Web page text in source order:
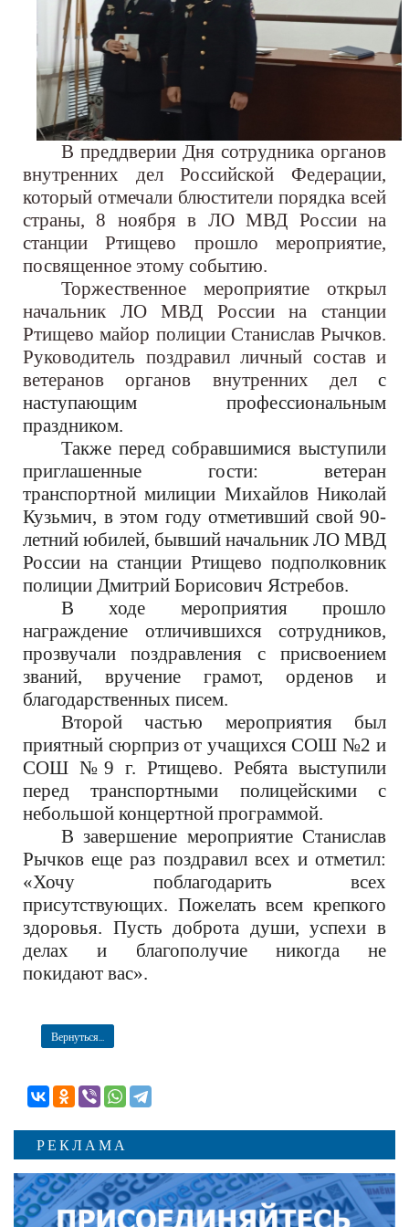
В преддверии Дня сотрудника органов
внутренних дел Российской Федерации,
который отмечали блюстители порядка всей
страны, 8 ноября в ЛО МВД России на
станции Ртищево прошло мероприятие,
посвященное этому событию.
Торжественное мероприятие открыл
начальник ЛО МВД России на станции
Ртищевомайор полиции Станислав Рычков.
Руководитель поздравилличный состав и
ветеранов органов внутренних дел с
наступающим профессиональным
праздником.
Также перед собравшимися выступили
приглашенные гости: ветеран
транспортноймилиции Михайлов Николай
Кузьмич, в этом году отметивший свой 90-
летний юбилей, бывший начальник ЛО МВД
России на станции Ртищево подполковник
полиции Дмитрий Борисович Ястребов.
В ходе мероприятия прошло
награждение отличившихся сотрудников,
прозвучали поздравления с присвоением
званий, вручение грамот, орденов и
благодарственных писем.
Второй частью мероприятия был
приятный сюрприз от учащихсяСОШ №2 и
СОШ №9 г. Ртищево. Ребята выступили
перед транспортными полицейскими с
небольшой концертной программой.
В завершение мероприятие Станислав
Рычков еще раз поздравил всех и отметил:
«Хочу поблагодарить всех
присутствующих. Пожелать всем крепкого
здоровья. Пусть доброта души, успехи в
делах и благополучие никогда не
покидают вас».
Вернуться...
РЕКЛАМА